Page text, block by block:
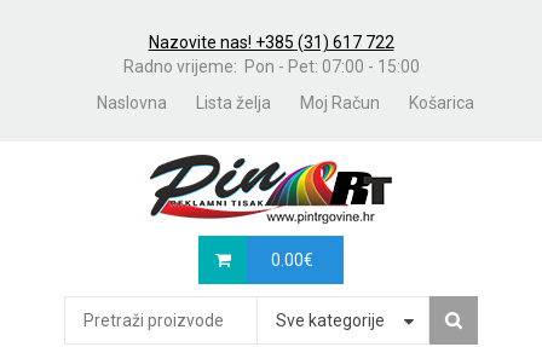
Nazovite nas! +385 (31) 617 722
Radno vrijeme: Pon - Pet: 07:00 - 15:00
Naslovna
Lista želja Moj Račun Košarica
0.00€
Sve kategorije